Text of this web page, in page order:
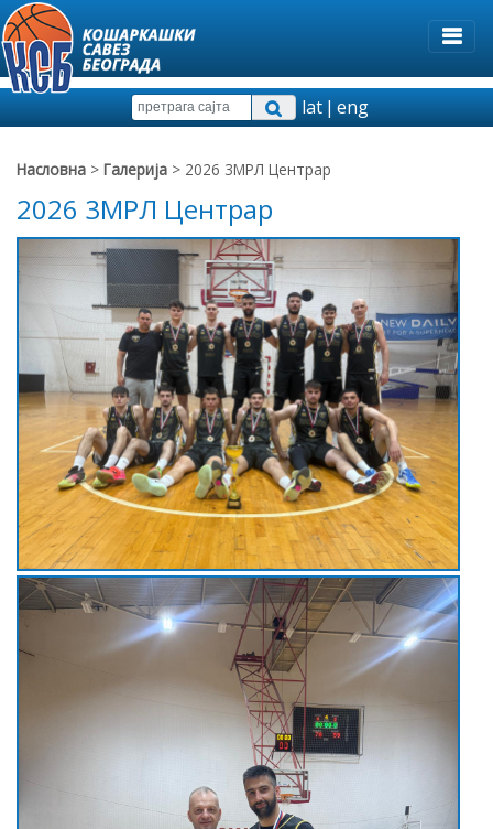
lat|eng
Насловна > Галерија > 2026 3МРЛ Центрар
2026 3МРЛ Центрар